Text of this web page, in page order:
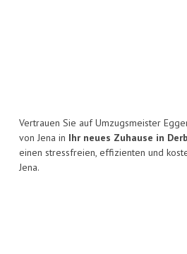
Vertrauen Sie auf Umzugsmeister
von Jena in Ihr neues Zuhause in
einen stressfreien, effizienten und
Jena.